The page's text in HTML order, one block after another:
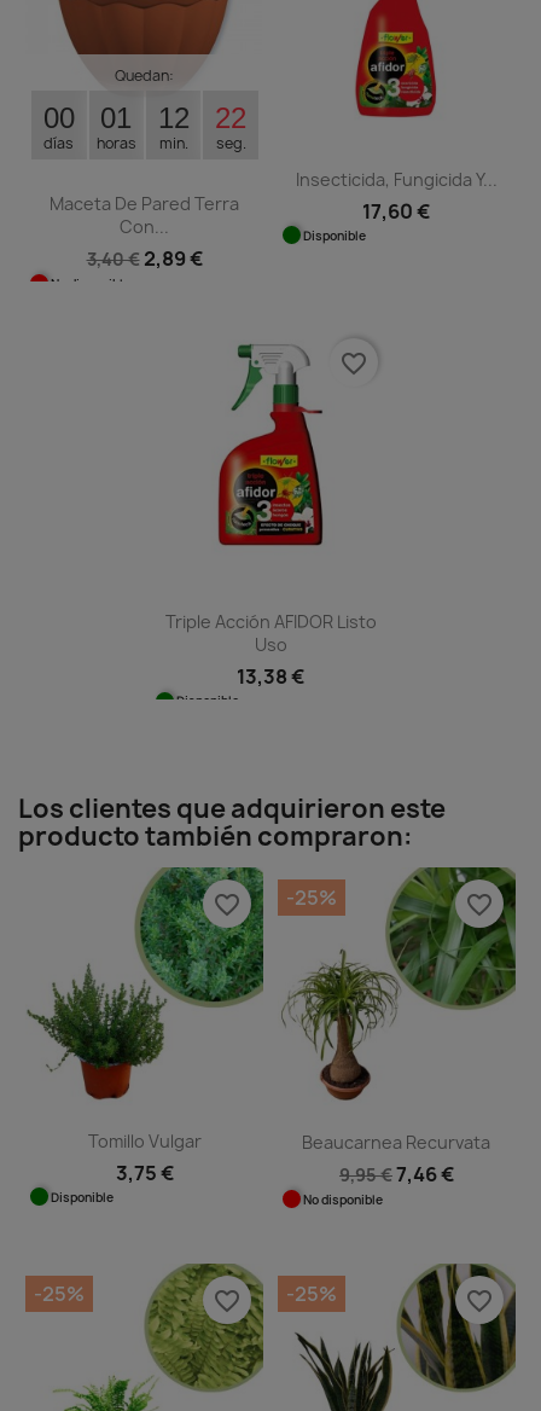
Quedan:
00
días
01
horas
12
min.
21
seg.
Maceta De Pared Terra
Con...
3,40 € 2,89 €
No disponible
Insecticida, Fungicida Y...
17,60 €
Disponible
Triple Acción AFIDOR Listo
Uso
13,38 €
Disponible
favorite_border
Los clientes que adquirieron este
producto también compraron:
Tomillo Vulgar
3,75 €
Disponible
favorite_border
Beaucarnea Recurvata
9,95 €7,46 €
No disponible
-25% favorite_border
-25% favorite_border -25% favorite_border